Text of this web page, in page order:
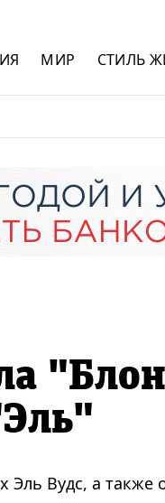
МИР СТИЛЬ
Вудс, а также